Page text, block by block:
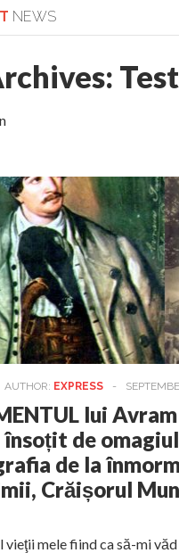
NEWS
de sine și urmarea lui
AUTHOR: EXPRESS -
lui
de
de la
Crăișorul
vieţii mele fiind ca să-mi